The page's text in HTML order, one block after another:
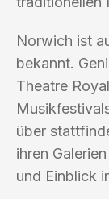
Norwich ist
bekannt.
Theatre
über
ihren
und Einblick